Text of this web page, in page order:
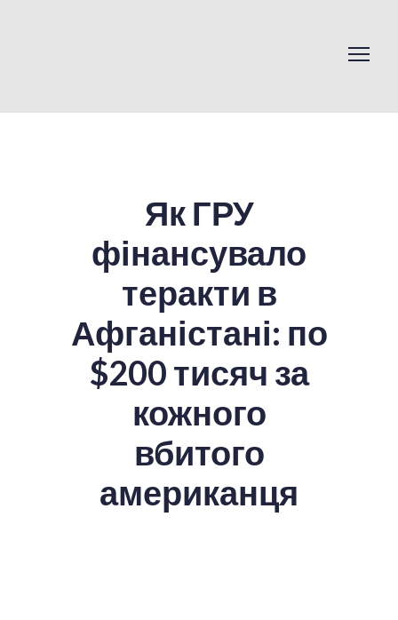
Як ГРУ
фінансувало
теракти в
Афганістані: по
$200 тисяч за
кожного
вбитого
американця